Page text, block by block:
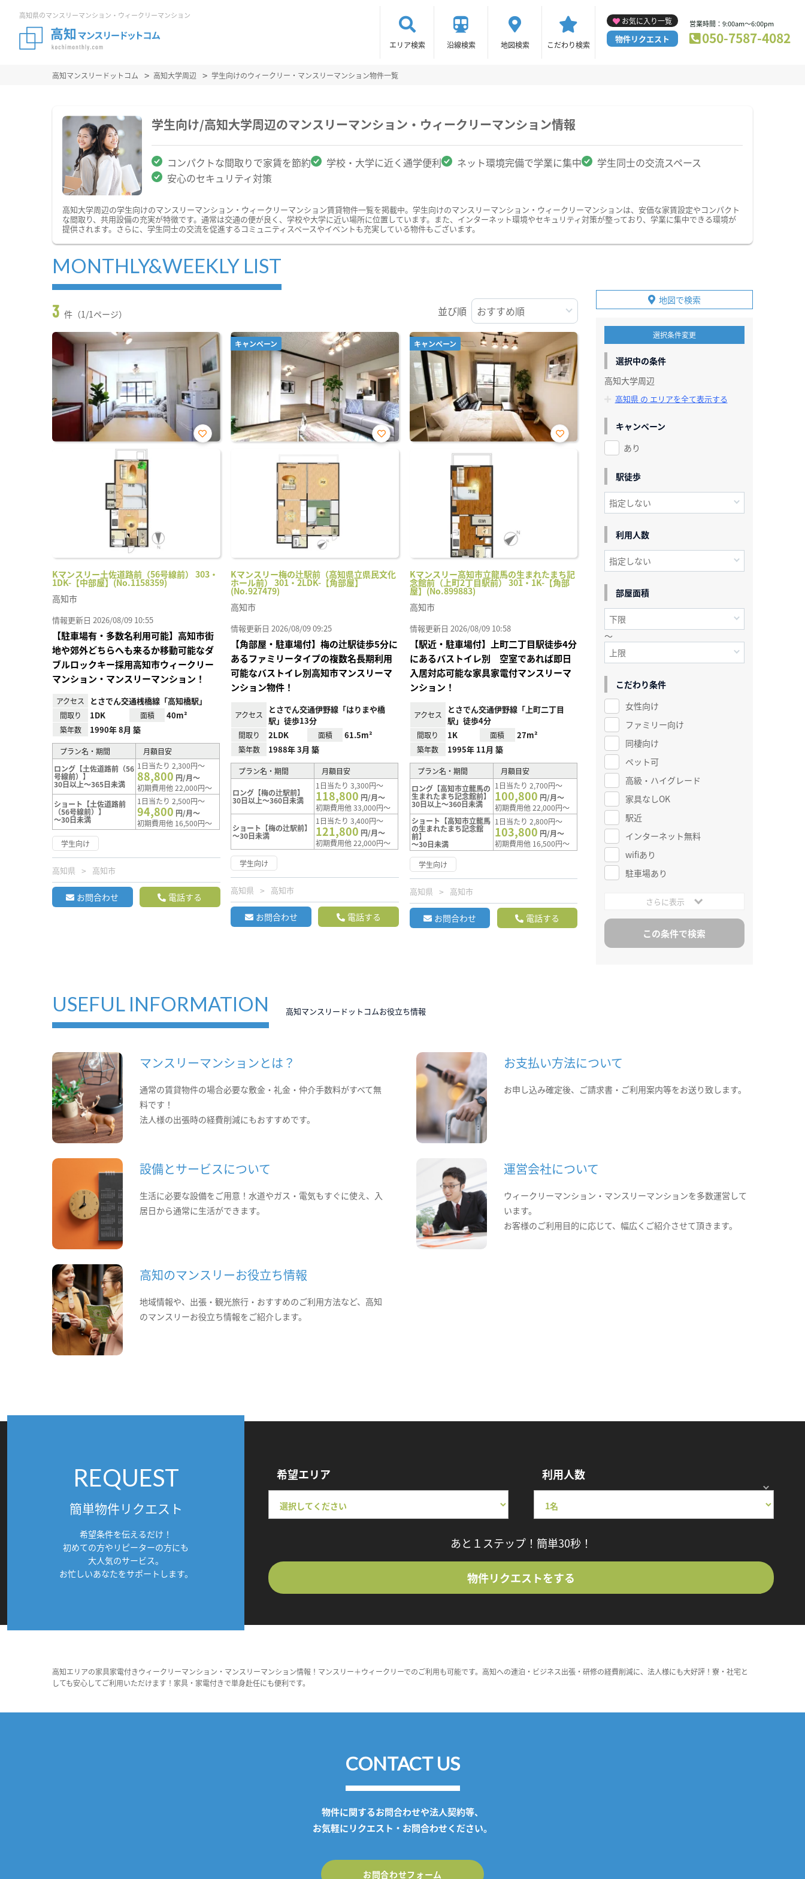
高知県のマンスリーマンション・ウィークリーマンション
エリア検索 沿線検索 地図検索 こだわり検索
お気に入り一覧
物件リクエスト
営業時間：9:00am～6:00pm
050-7587-4082
高知マンスリードットコム 高知大学周辺 学生向けのウィークリー・マンスリーマンション物件一覧
学生向け/高知大学周辺のマンスリーマンション・ウィークリーマンション情報
コンパクトな間取りで家賃を節約 学校・大学に近く通学便利 ネット環境完備で学業に集中
学生同士の交流スペース
安心のセキュリティ対策
高知大学周辺の学生向けのマンスリーマンション・ウィークリーマンション賃貸物件一覧を掲載中。学生向けのマンスリーマンション・ウィークリーマンションは、安価な家賃設定やコンパクト
な間取り、共用設備の充実が特徴です。通常は交通の便が良く、学校や大学に近い場所に位置しています。また、インターネット環境やセキュリティ対策が整っており、学業に集中できる環境が
提供されます。さらに、学生同士の交流を促進するコミュニティスペースやイベントも充実している物件もございます。
MONTHLY&WEEKLY LIST
3 件（1/1ページ） 並び順
Kマンスリー土佐道路前（56号線前） 303・
1DK-【中部屋】(No.1158359)
お気
高知市
情報更新日 2026/08/09 10:55
【駐車場有・多数名利用可能】高知市街
地や郊外どちらへも来るか移動可能なダ
ブルロックキー採用高知市ウィークリー
マンション・マンスリーマンション！
アクセス とさでん交通桟橋線「高知橋駅」
間取り 1DK 面積 40m²
築年数 1990年 8月 築
プラン名・期間
月額目安
ロング【土佐道路前（56
号線前）】
30日以上～365日未満
1日当たり 2,300円～
88,800 円/月～
初期費用他 22,000円～
ショート【土佐道路前
（56号線前）】
～30日未満
1日当たり 2,500円～
94,800 円/月～
初期費用他 16,500円～
学生向け
高知県 高知市
お問合わせ 電話する
キャンペーン
Kマンスリー梅の辻駅前（高知県立県民文化
ホール前） 301・2LDK-【角部屋】
(No.927479)
お気
高知市
情報更新日 2026/08/09 09:25
【角部屋・駐車場付】梅の辻駅徒歩5分に
あるファミリータイプの複数名長期利用
可能なバストイレ別高知市マンスリーマ
ンション物件！
アクセス
とさでん交通伊野線「はりまや橋
駅」徒歩13分
間取り 2LDK 面積 61.5m²
築年数 1988年 3月 築
プラン名・期間 月額目安
ロング【梅の辻駅前】
30日以上～360日未満
1日当たり 3,300円～
118,800 円/月～
初期費用他 33,000円～
ショート【梅の辻駅前】
～30日未満
1日当たり 3,400円～
121,800 円/月～
初期費用他 22,000円～
学生向け
高知県 高知市
お問合わせ 電話する
キャンペーン
Kマンスリー高知市立龍馬の生まれたまち記
念館前（上町2丁目駅前） 301・1K-【角部
屋】(No.899883)
お気
高知市
情報更新日 2026/08/09 10:58
【駅近・駐車場付】上町二丁目駅徒歩4分
にあるバストイレ別 空室であれば即日
入居対応可能な家具家電付マンスリーマ
ンション！
アクセス
とさでん交通伊野線「上町二丁目
駅」徒歩4分
間取り 1K 面積 27m²
築年数 1995年 11月 築
プラン名・期間
月額目安
ロング【高知市立龍馬の
生まれたまち記念館前】
30日以上～360日未満
1日当たり 2,700円～
100,800 円/月～
初期費用他 22,000円～
ショート【高知市立龍馬
の生まれたまち記念館
前】
～30日未満
1日当たり 2,800円～
103,800 円/月～
初期費用他 16,500円～
学生向け
高知県 高知市
お問合わせ 電話する
地図で検索
選択条件変更
選択中の条件
高知大学周辺
高知県 の エリアを全て表示する
キャンペーン
あり
駅徒歩
利用人数
部屋面積
～
こだわり条件
女性向け
ファミリー向け
同棲向け
ペット可
高級・ハイグレード
家具なしOK
駅近
インターネット無料
wifiあり
駐車場あり
さらに表示
USEFUL INFORMATION 高知マンスリードットコムお役立ち情報
マンスリーマンションとは？
通常の賃貸物件の場合必要な敷金・礼金・仲介手数料がすべて無
料です！
法人様の出張時の経費削減にもおすすめです。
お支払い方法について
お申し込み確定後、ご請求書・ご利用案内等をお送り致します。
設備とサービスについて
生活に必要な設備をご用意！水道やガス・電気もすぐに使え、入
居日から通常に生活ができます。
運営会社について
ウィークリーマンション・マンスリーマンションを多数運営して
います。
お客様のご利用目的に応じて、幅広くご紹介させて頂きます。
高知のマンスリーお役立ち情報
地域情報や、出張・観光旅行・おすすめのご利用方法など、高知
のマンスリーお役立ち情報をご紹介します。
REQUEST
簡単物件リクエスト
希望条件を伝えるだけ！
初めての方やリピーターの方にも
大人気のサービス。
お忙しいあなたをサポートします。
希望エリア 利用人数
あと１ステップ！簡単30秒！
物件リクエストをする
高知エリアの家具家電付きウィークリーマンション・マンスリーマンション情報！マンスリー＋ウィークリーでのご利用も可能です。高知への連泊・ビジネス出張・研修の経費削減に、法人様にも大好評！寮・社宅と
しても安心してご利用いただけます！家具・家電付きで単身赴任にも便利です。
CONTACT US
物件に関するお問合わせや法人契約等、
お気軽にリクエスト・お問合わせください。
お問合わせフォーム